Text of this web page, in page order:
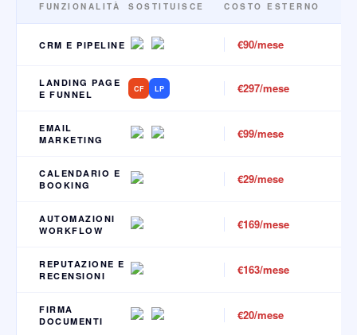
FUNZIONALITÀ SOSTITUISCE COSTO ESTERNO
CRM E PIPELINE €90/mese
LANDING PAGE
E FUNNEL
CF LP €297/mese
EMAIL
MARKETING
€99/mese
CALENDARIO E
BOOKING
€29/mese
AUTOMAZIONI
WORKFLOW
€169/mese
REPUTAZIONE E
RECENSIONI
€163/mese
FIRMA
DOCUMENTI
€20/mese